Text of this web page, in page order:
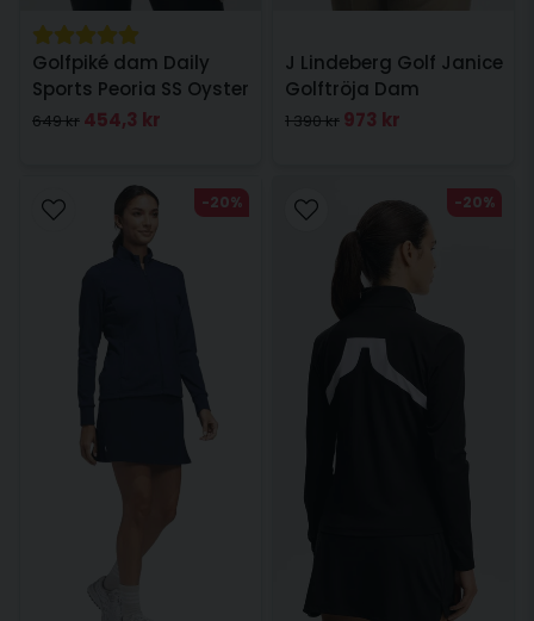
Golfpiké dam Daily
Sports Peoria SS Oyster
649 kr 454,3 kr
J Lindeberg Golf Janice
Golftröja Dam
Moonbeam
1 390 kr 973 kr
-20% -20%